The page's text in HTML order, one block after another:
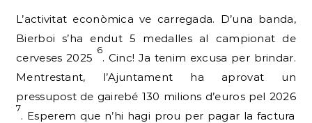
L’activitat econòmica ve carregada. D’una banda,
Bierboi s’ha endut 5 medalles al campionat de
cerveses 2025
6
. Cinc! Ja tenim excusa per brindar.
Mentrestant, l’Ajuntament ha aprovat un
pressupost de gairebé 130 milions d’euros pel 2026
7
. Esperem que n’hi hagi prou per pagar la factura